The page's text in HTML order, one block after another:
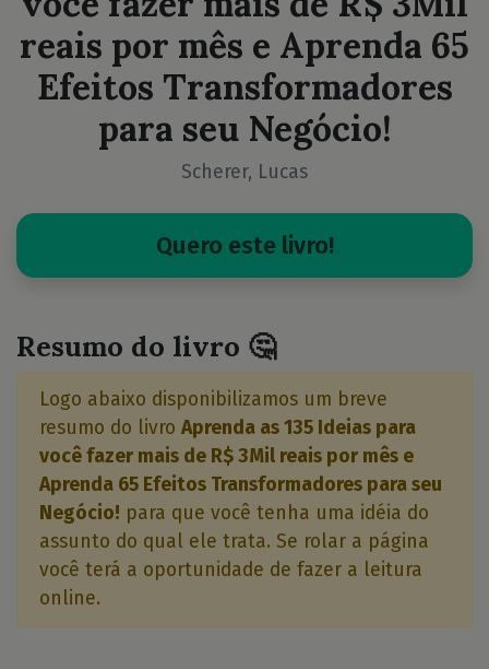
reais por mês e Aprenda 65
Efeitos Transformadores
para seu Negócio!
Scherer, Lucas
Quero este livro!
Resumo do livro 🤔
Logo abaixo disponibilizamos um breve
resumo do livro Aprenda as 135 Ideias para
você fazer mais de R$ 3Mil reais por mês e
Aprenda 65 Efeitos Transformadores para seu
Negócio! para que você tenha uma idéia do
assunto do qual ele trata. Se rolar a página
você terá a oportunidade de fazer a leitura
online.